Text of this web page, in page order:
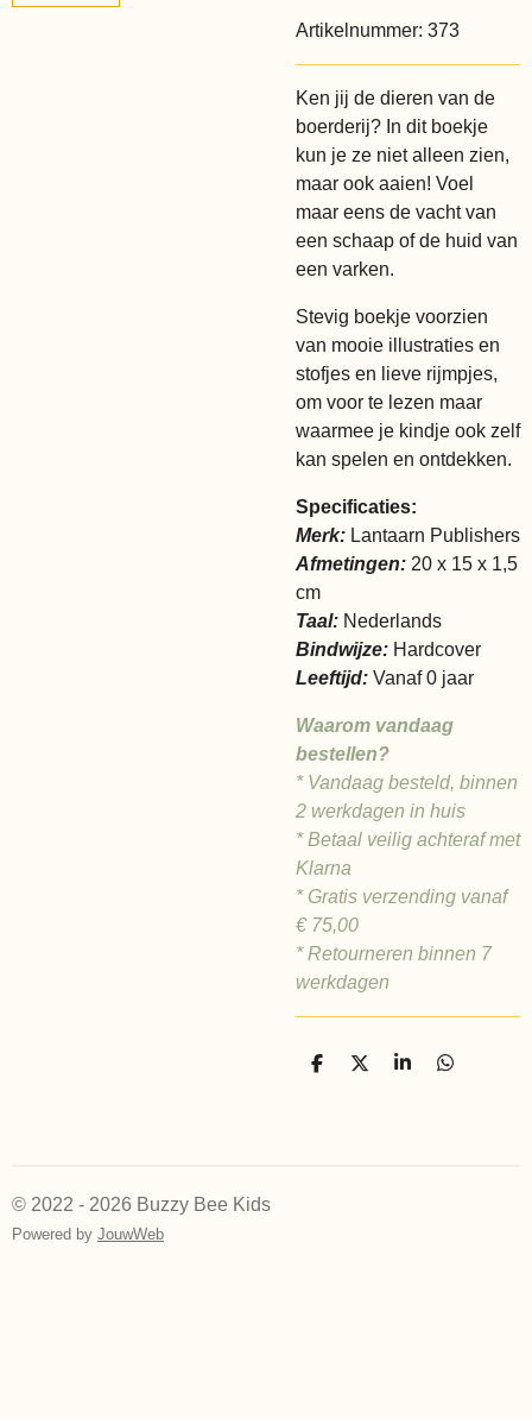
Artikelnummer: 373
Ken jij de dieren van de
boerderij? In dit boekje
kun je ze niet alleen zien,
maar ook aaien! Voel
maar eens de vacht van
een schaap of de huid van
een varken.
Stevig boekje voorzien
van mooie illustraties en
stofjes en lieve rijmpjes,
om voor te lezen maar
waarmee je kindje ook zelf
kan spelen en ontdekken.
Specificaties:
Merk: Lantaarn Publishers
Afmetingen: 20 x 15 x 1,5
cm
Taal: Nederlands
Bindwijze: Hardcover
Leeftijd: Vanaf 0 jaar
Waarom vandaag
bestellen?
* Vandaag besteld, binnen
2 werkdagen in huis
* Betaal veilig achteraf met
Klarna
* Gratis verzending vanaf
€ 75,00
* Retourneren binnen 7
werkdagen
D
D
S
D
© 2022 - 2026 Buzzy Bee Kids
Powered by JouwWeb